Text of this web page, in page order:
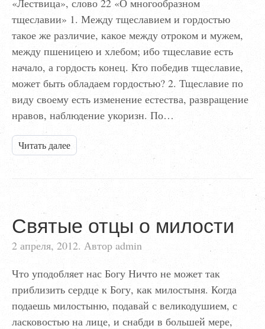
«Лествица», слово 22 «О многообразном
тщеславии» 1. Между тщеславием и гордостью
такое же различие, какое между отроком и мужем,
между пшеницею и хлебом; ибо тщеславие есть
начало, а гордость конец. Кто победив тщеславие,
может быть обладаем гордостью? 2. Тщеславие по
виду своему есть изменение естества, развращение
нравов, наблюдение укоризн. По…
Читать далее
Святые отцы о милости
2 апреля, 2012. Автор admin
Что уподобляет нас Богу Ничто не может так
приблизить сердце к Богу, как милостыня. Когда
подаешь милостыню, подавай с великодушием, с
ласковостью на лице, и снабди в большей мере,